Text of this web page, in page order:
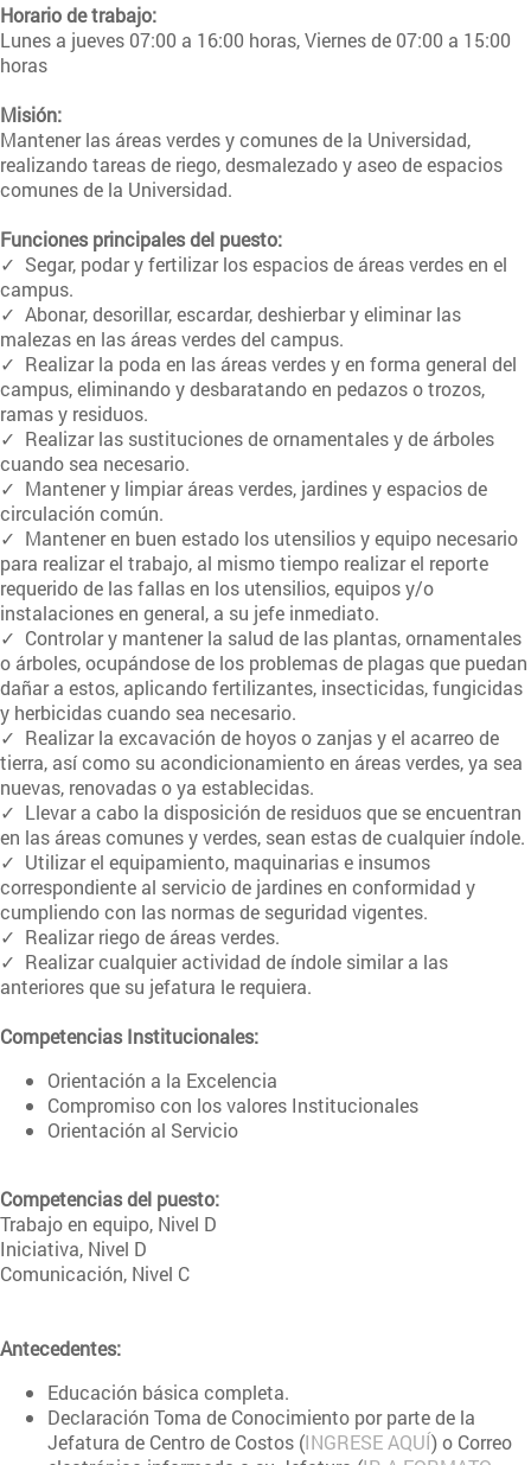
Horario de trabajo:
Lunes a jueves 07:00 a 16:00 horas, Viernes de 07:00 a 15:00
horas
Misión:
Mantener las áreas verdes y comunes de la Universidad,
realizando tareas de riego, desmalezado y aseo de espacios
comunes de la Universidad.
Funciones principales del puesto:
✓ Segar, podar y fertilizar los espacios de áreas verdes en el
campus.
✓ Abonar, desorillar, escardar, deshierbar y eliminar las
malezas en las áreas verdes del campus.
✓ Realizar la poda en las áreas verdes y en forma general del
campus, eliminando y desbaratando en pedazos o trozos,
ramas y residuos.
✓ Realizar las sustituciones de ornamentales y de árboles
cuando sea necesario.
✓ Mantener y limpiar áreas verdes, jardines y espacios de
circulación común.
✓ Mantener en buen estado los utensilios y equipo necesario
para realizar el trabajo, al mismo tiempo realizar el reporte
requerido de las fallas en los utensilios, equipos y/o
instalaciones en general, a su jefe inmediato.
✓ Controlar y mantener la salud de las plantas, ornamentales
o árboles, ocupándose de los problemas de plagas que puedan
dañar a estos, aplicando fertilizantes, insecticidas, fungicidas
y herbicidas cuando sea necesario.
✓ Realizar la excavación de hoyos o zanjas y el acarreo de
tierra, así como su acondicionamiento en áreas verdes, ya sea
nuevas, renovadas o ya establecidas.
✓ Llevar a cabo la disposición de residuos que se encuentran
en las áreas comunes y verdes, sean estas de cualquier índole.
✓ Utilizar el equipamiento, maquinarias e insumos
correspondiente al servicio de jardines en conformidad y
cumpliendo con las normas de seguridad vigentes.
✓ Realizar riego de áreas verdes.
✓ Realizar cualquier actividad de índole similar a las
anteriores que su jefatura le requiera.
Competencias Institucionales:
Orientación a la Excelencia
Compromiso con los valores Institucionales
Orientación al Servicio
Competencias del puesto:
Trabajo en equipo, Nivel D
Iniciativa, Nivel D
Comunicación, Nivel C
Antecedentes:
Educación básica completa.
Declaración Toma de Conocimiento por parte de la
Jefatura de Centro de Costos (INGRESE AQUÍ) o Correo